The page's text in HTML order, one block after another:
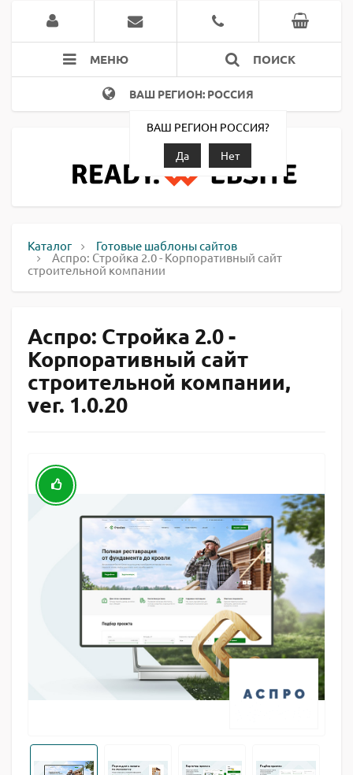
МЕНЮ ПОИСК
ВАШ РЕГИОН: РОССИЯ
ВАШ РЕГИОН РОССИЯ?
Да
Нет
Каталог Готовые шаблоны сайтов
Аспро: Стройка 2.0 - Корпоративный сайт
строительной компании
Аспро: Стройка 2.0 -
Корпоративный сайт
строительной компании,
ver. 1.0.20